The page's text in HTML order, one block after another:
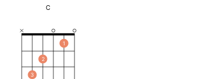
C
3
2
1